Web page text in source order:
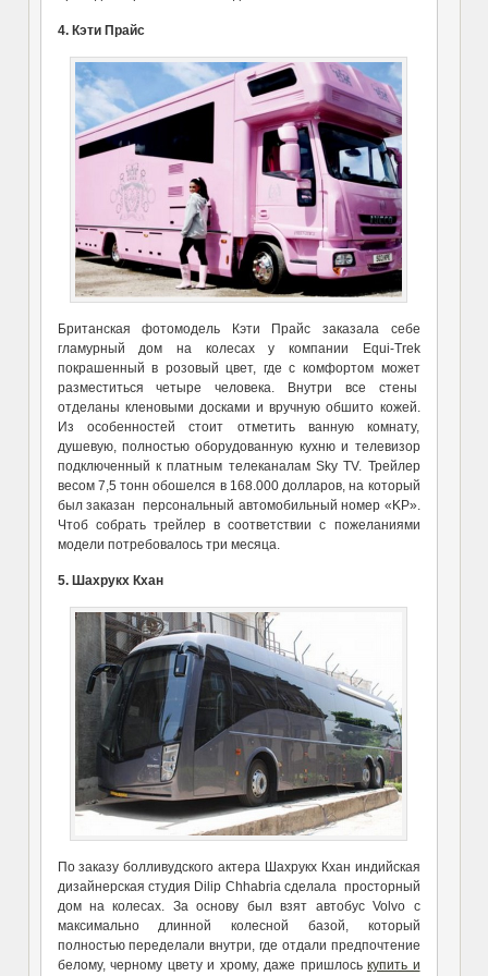
4. Кэти Прайс
Британская фотомодель Кэти Прайс заказала себе
гламурный дом на колесах у компании Equi-Trek
покрашенный в розовый цвет, где с комфортом может
разместиться четыре человека. Внутри все стены
отделаны кленовыми досками и вручную обшито кожей.
Из особенностей стоит отметить ванную комнату,
душевую, полностью оборудованную кухню и телевизор
подключенный к платным телеканалам Sky TV. Трейлер
весом 7,5 тонн обошелся в 168.000 долларов, на который
был заказан персональный автомобильный номер «KP».
Чтоб собрать трейлер в соответствии с пожеланиями
модели потребовалось три месяца.
5. Шахрукх Кхан
По заказу болливудского актера Шахрукх Кхан индийская
дизайнерская студия Dilip Chhabria сделала просторный
дом на колесах. За основу был взят автобус Volvo с
максимально длинной колесной базой, который
полностью переделали внутри, где отдали предпочтение
белому, черному цвету и хрому, даже пришлось купить и